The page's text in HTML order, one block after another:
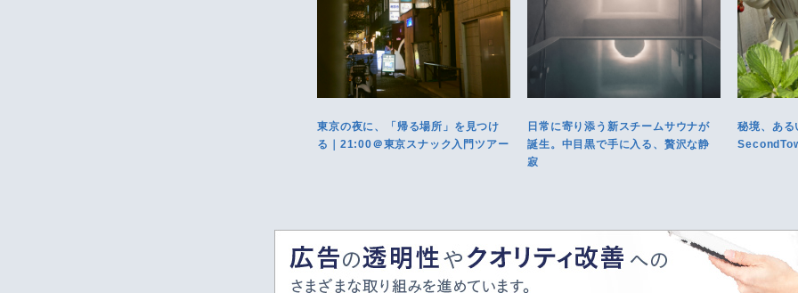
東京の夜に、「帰る場所」を見つけ
る｜21:00＠東京スナック入門ツアー
日常に寄り添う新スチームサウナが
誕生。中目黒で手に入る、贅沢な静
寂
秘境、ある